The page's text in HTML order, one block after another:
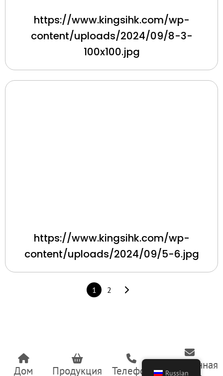
https://www.kingsihk.com/wp-
content/uploads/2024/09/8-3-
100x100.jpg
https://www.kingsihk.com/wp-
content/uploads/2024/09/5-6.jpg
1 2
Дом Продукция Телефон
Электронная
Russian